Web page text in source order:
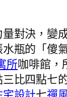
對決，變
瓶的「傻
所咖啡館，
比四點七